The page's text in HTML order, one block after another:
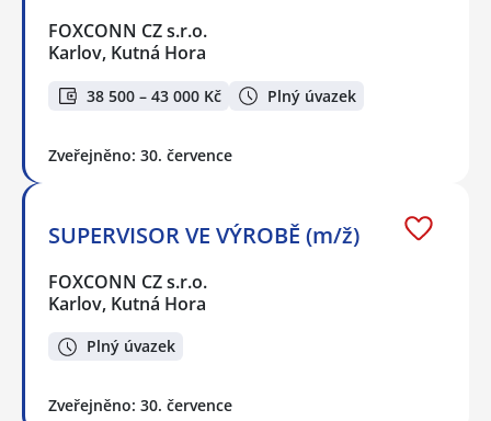
FOXCONN CZ s.r.o.
Karlov, Kutná Hora
38 500 – 43 000 Kč Plný úvazek
Zveřejněno: 30. července
SUPERVISOR VE VÝROBĚ (m/ž)
FOXCONN CZ s.r.o.
Karlov, Kutná Hora
Plný úvazek
Zveřejněno: 30. července